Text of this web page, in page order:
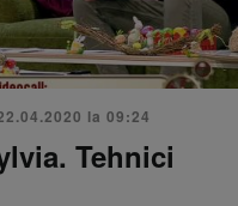
la 09:24
Tehnici